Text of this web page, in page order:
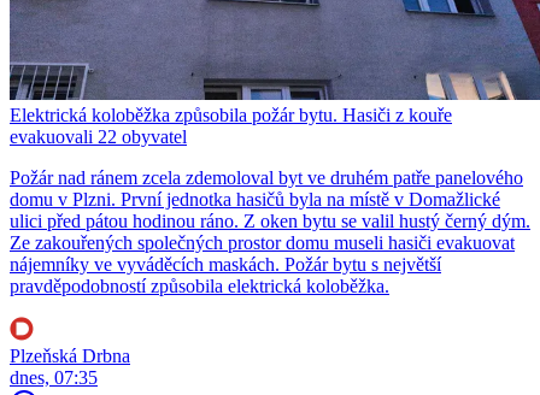
Elektrická koloběžka způsobila požár bytu. Hasiči z kouře
evakuovali 22 obyvatel
Požár nad ránem zcela zdemoloval byt ve druhém patře panelového
domu v Plzni. První jednotka hasičů byla na místě v Domažlické
ulici před pátou hodinou ráno. Z oken bytu se valil hustý černý dým.
Ze zakouřených společných prostor domu museli hasiči evakuovat
nájemníky ve vyváděcích maskách. Požár bytu s největší
pravděpodobností způsobila elektrická koloběžka.
Plzeňská Drbna
dnes, 07:35